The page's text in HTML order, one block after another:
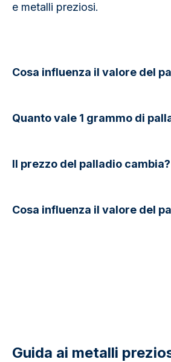
e metalli preziosi.
Cosa influenza il valore del
Quanto vale 1 grammo di
Il prezzo del palladio cambia?
Cosa influenza il valore del
Guida ai metalli